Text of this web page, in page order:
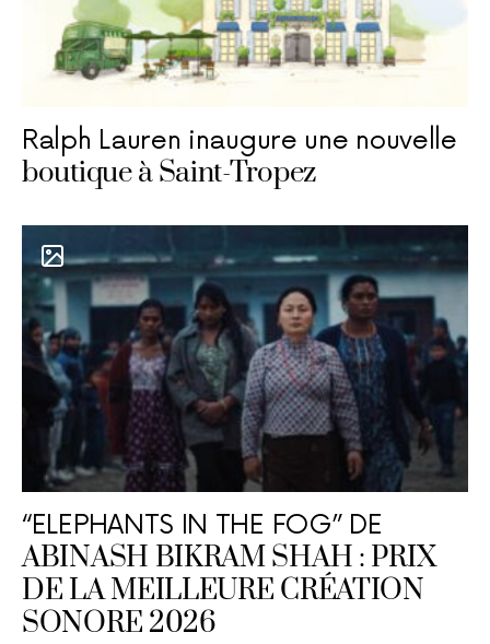
Ralph Lauren inaugure une nouvelle
boutique à Saint-Tropez
“ELEPHANTS IN THE FOG” DE
ABINASH BIKRAM SHAH : PRIX
DE LA MEILLEURE CRÉATION
SONORE 2026